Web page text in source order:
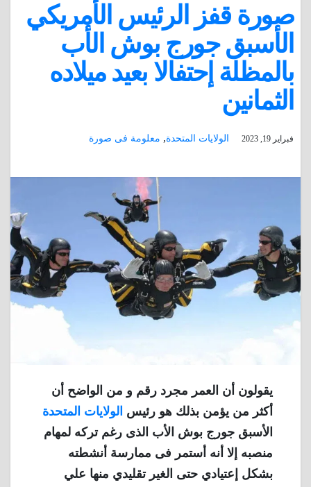
صورة قفز الرئيس الأمريكي
الأسبق جورج بوش الأب
بالمظلة إحتفالا بعيد ميلاده
الثمانين
فبراير 19, 2023 الولايات المتحدة, معلومة فى صورة
يقولون أن العمر مجرد رقم و من الواضح أن
أكثر من يؤمن بذلك هو رئيس الولايات المتحدة
الأسبق جورج بوش الأب الذى رغم تركه لمهام
منصبه إلا أنه أستمر فى ممارسة أنشطته
بشكل إعتيادي حتى الغير تقليدي منها علي